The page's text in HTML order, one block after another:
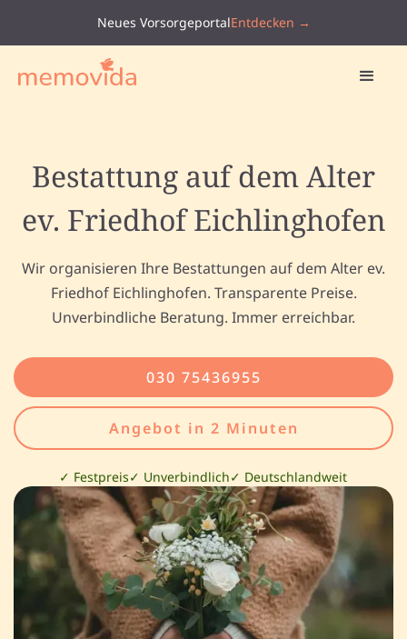
Neues VorsorgeportalEntdecken →
Bestattung auf dem Alter
ev. Friedhof Eichlinghofen
Wir organisieren Ihre Bestattungen auf dem Alter ev.
Friedhof Eichlinghofen. Transparente Preise.
Unverbindliche Beratung. Immer erreichbar.
030 75436955
Angebot in 2 Minuten
✓ Festpreis✓ Unverbindlich✓ Deutschlandweit